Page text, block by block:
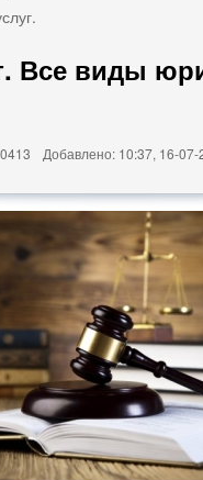
Все виды
Добавлено: 10:37, 16-07-